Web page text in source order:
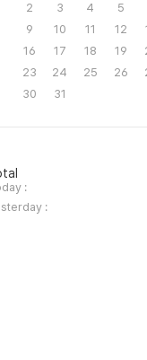
2
3 4 5
9
10 11 12
16
17 18 19
23
24 25 26
30
31
:
: